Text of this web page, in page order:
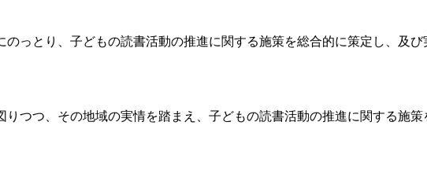
っとり、子どもの読書活動の推進に関する施策を総合的に策定し、及び
つつ、その地域の実情を踏まえ、子どもの読書活動の推進に関する施